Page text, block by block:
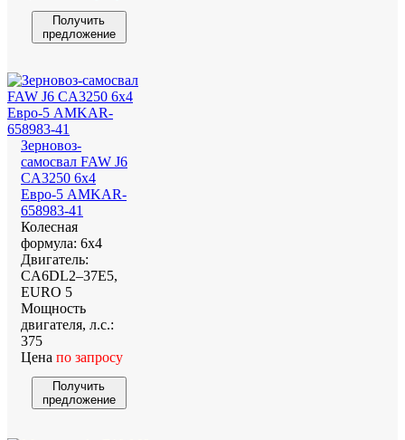
Получить
предложение
Зерновоз-
самосвал FAW J6
CA3250 6х4
Евро-5 AMKAR-
658983-41
Колесная
формула: 6х4
Двигатель:
CA6DL2–37E5,
EURO 5
Мощность
двигателя, л.с.:
375
Цена по запросу
Получить
предложение